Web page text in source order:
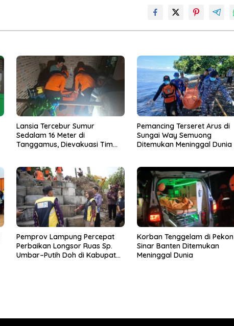
Lansia Tercebur Sumur
Sedalam 16 Meter di
Tanggamus, Dievakuasi Tim
Pemancing Terseret Arus di
Sungai Way Semuong
Ditemukan Meninggal Dunia
Pemprov Lampung Percepat
Perbaikan Longsor Ruas Sp.
Umbar–Putih Doh di Kabupaten
Korban Tenggelam di Pekon
Sinar Banten Ditemukan
Meninggal Dunia